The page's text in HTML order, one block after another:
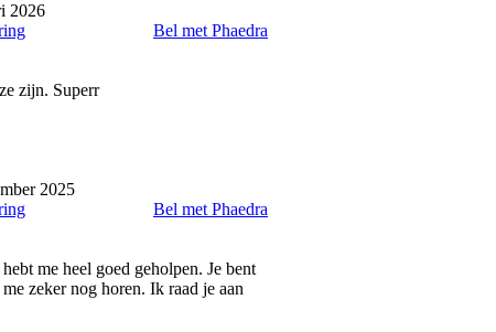
2026
Bel met Phaedra
zijn. Superr
2025
Bel met Phaedra
me heel goed geholpen. Je bent
zeker nog horen. Ik raad je aan